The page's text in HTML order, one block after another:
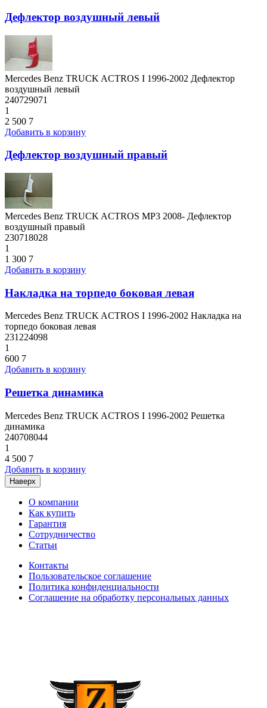
Дефлектор воздушный левый
Mercedes Benz TRUCK ACTROS I 1996-2002 Дефлектор
воздушный левый
240729071
1
2 500 7
Добавить в корзину
Дефлектор воздушный правый
Mercedes Benz TRUCK ACTROS MP3 2008- Дефлектор
воздушный правый
230718028
1
1 300 7
Добавить в корзину
Накладка на торпедо боковая левая
Mercedes Benz TRUCK ACTROS I 1996-2002 Накладка на
торпедо боковая левая
231224098
1
600 7
Добавить в корзину
Решетка динамика
Mercedes Benz TRUCK ACTROS I 1996-2002 Решетка
динамика
240708044
1
4 500 7
Добавить в корзину
Наверх
О компании
Как купить
Гарантия
Сотрудничество
Статьи
Контакты
Пользовательское соглашение
Политика конфиденциальности
Соглашение на обработку персональных данных